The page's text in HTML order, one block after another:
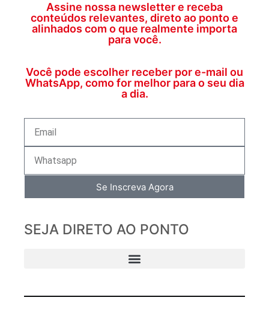
Assine nossa newsletter e receba
conteúdos relevantes, direto ao ponto e
alinhados com o que realmente importa
para você.
Você pode escolher receber por e-mail ou
WhatsApp, como for melhor para o seu dia
a dia.
Se Inscreva Agora
SEJA DIRETO AO PONTO